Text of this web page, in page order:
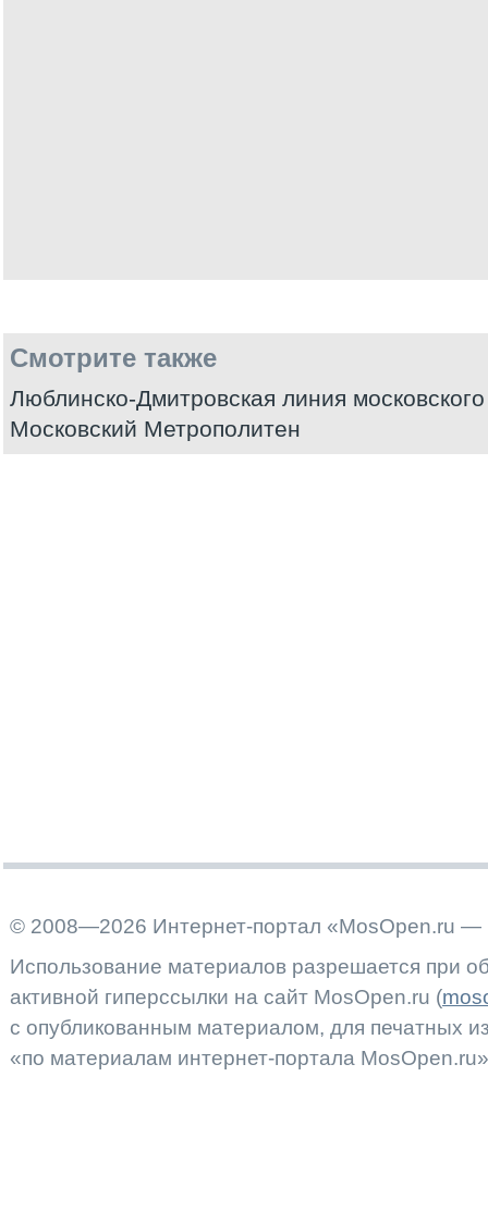
Смотрите также
Люблинско-Дмитровская линия
Московский Метрополитен
© 2008—2026 Интернет-портал «MosOpen.ru —
Использование материалов разрешается при
активной гиперссылки на сайт MosOpen.ru (
с опубликованным материалом, для печатных
«по материалам интернет-портала